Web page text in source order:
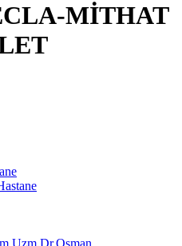
MİTHAT
Uzm.Dr.Osman